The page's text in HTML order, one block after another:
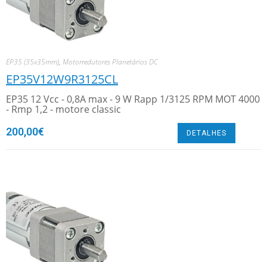
EP35 (35x35mm), Motorredutores Planetários DC
EP35V12W9R3125CL
EP35 12 Vcc - 0,8A max - 9 W Rapp 1/3125 RPM MOT 4000
- Rmp 1,2 - motore classic
200,00€ DETALHES